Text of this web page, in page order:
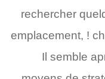
rechercher
emplacement, !
Il semble